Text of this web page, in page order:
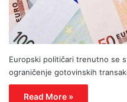
Europski političari trenutno se
ograničenje gotovinskih
Read More »